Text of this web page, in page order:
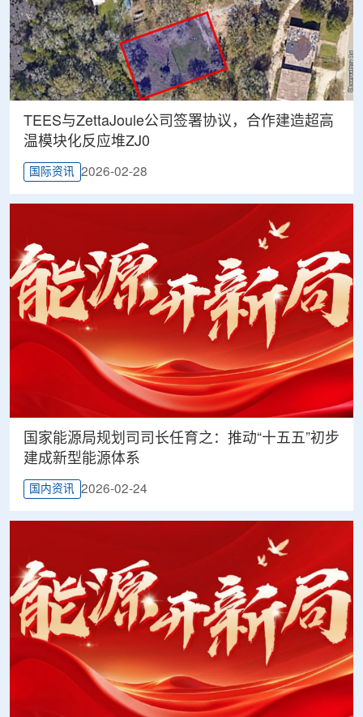
TEES与ZettaJoule公司签署协议，合作建造超高
温模块化反应堆ZJ0
国际资讯 2026-02-28
国家能源局规划司司长任育之：推动“十五五”初步
建成新型能源体系
国内资讯 2026-02-24